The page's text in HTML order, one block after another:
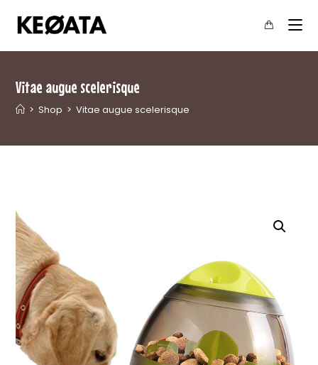
Vitae augue scelerisque
> Shop > Vitae augue scelerisque